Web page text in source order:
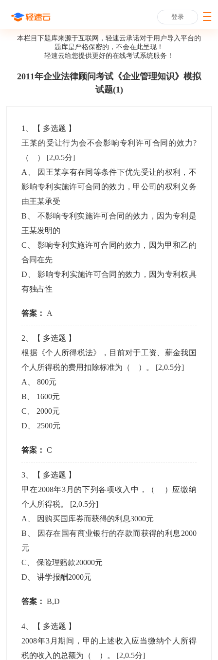
登录
本栏目下题库来源于互联网，轻速云承诺对于用户导入平台的
题库是严格保密的，不会在此呈现！
轻速云给您提供更好的在线考试系统服务！
2011年企业法律顾问考试《企业管理知识》模拟
试题(1)
1 、【 多选题 】
王某的受让行为会不会影响专利许可合同的效力?
（ ） [2,0.5分]
A
因王某享有在同等条件下优先受让的权利，不
影响专利实施许可合同的效力，甲公司的权利义务
由王某承受
B
不影响专利实施许可合同的效力，因为专利是
王某发明的
C
影响专利实施许可合同的效力，因为甲和乙的
合同在先
D 、影响专利实施许可合同的效力，因为专利权具
有独占性
答案： A
2 、【 多选题 】
根据《个人所得税法》，目前对于工资、薪金我国
个人所得税的费用扣除标准为（ ）。 [2,0.5分]
A
、800元
B
1600元
C
2000元
D
2500元
答案： C
3 、【 多选题 】
甲在2008年3月的下列各项收入中，（ ）应缴纳
个人所得税。 [2,0.5分]
A
因购买国库券而获得的利息3000元
B
因存在国有商业银行的存款而获得的利息2000
元
C 、保险理赔款20000元
D 、讲学报酬2000元
答案： B,D
4 、【 多选题 】
2008年3月期间，甲的上述收入应当缴纳个人所得
税的收入的总额为（ ）。 [2,0.5分]